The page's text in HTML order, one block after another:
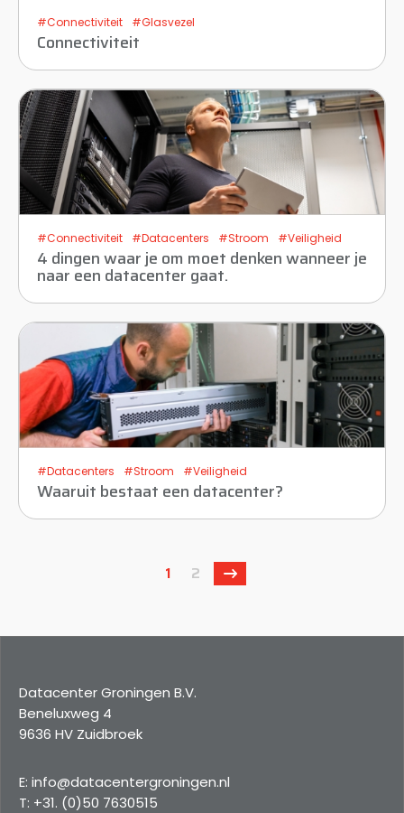
#Connectiviteit #Glasvezel
Connectiviteit
#Connectiviteit #Datacenters #Stroom #Veiligheid
4 dingen waar je om moet denken wanneer je
naar een datacenter gaat.
#Datacenters #Stroom #Veiligheid
Waaruit bestaat een datacenter?
1 2
Datacenter Groningen B.V.
Beneluxweg 4
9636 HV Zuidbroek
E: info@datacentergroningen.nl
T: +31. (0)50 7630515